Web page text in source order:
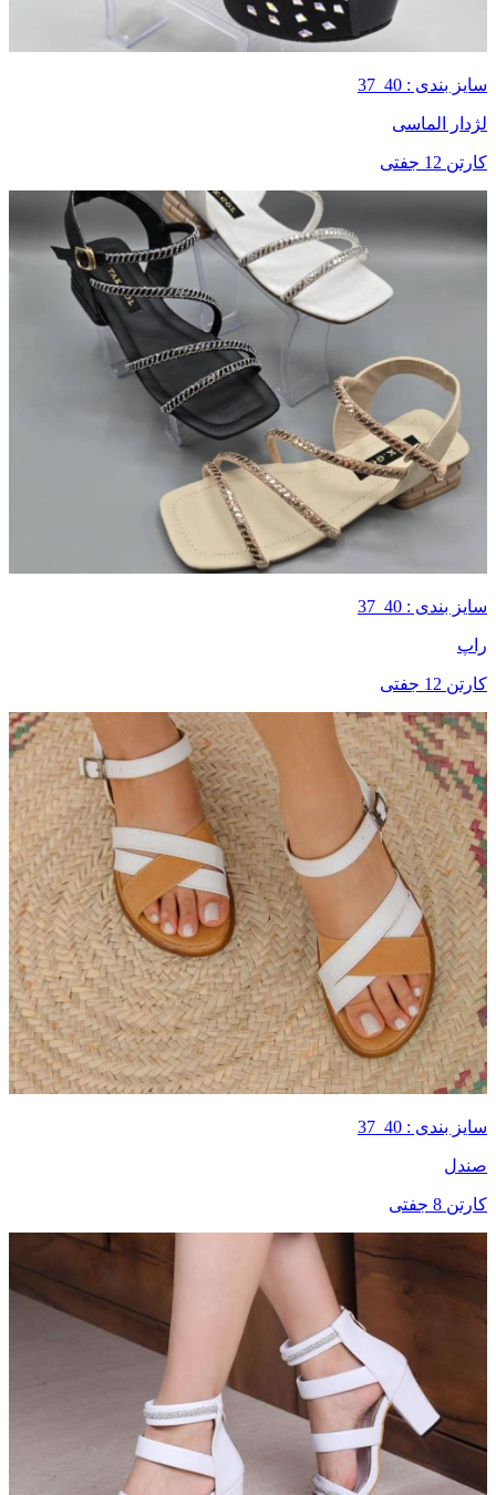
سایز بندی : 40_37
لژدار الماسی
کارتن 12 جفتی
سایز بندی : 40_37
راپ
کارتن 12 جفتی
سایز بندی : 40_37
صندل
کارتن 8 جفتی